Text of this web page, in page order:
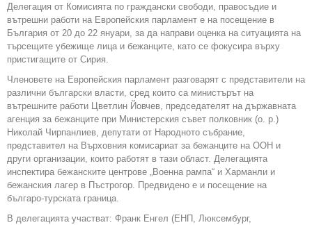
Делегация от Комисията по граждански свободи, правосъдие и
вътрешни работи на Европейския парламент е на посещение в
България от 20 до 22 януари, за да направи оценка на ситуацията на
търсещите убежище лица и бежанците, като се фокусира върху
пристигащите от Сирия.
Членовете на Европейския парламент разговарят с представители на
различни български власти, сред които са министърът на
вътрешните работи Цветлин Йовчев, председателят на държавната
агенция за бежанците при Министерския съвет полковник (о. р.)
Николай Чирпанлиев, депутати от Народното събрание,
представител на Върховния комисариат за бежанците на ООН и
други организации, които работят в тази област. Делегацията
инспектира бежанските центрове „Военна рампа“ и Харманли и
бежанския лагер в Пъстрогор. Предвидено е и посещение на
българо-турската граница.
В делегацията участват: Франк Енгел (ЕНП, Люксембург,